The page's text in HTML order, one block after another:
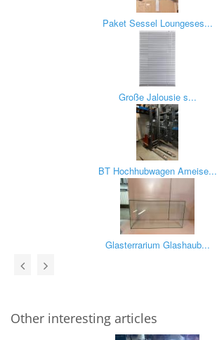
Paket Sessel Loungeses...
Große Jalousie s...
BT Hochhubwagen Ameise...
Glasterrarium Glashaub...
Other interesting articles